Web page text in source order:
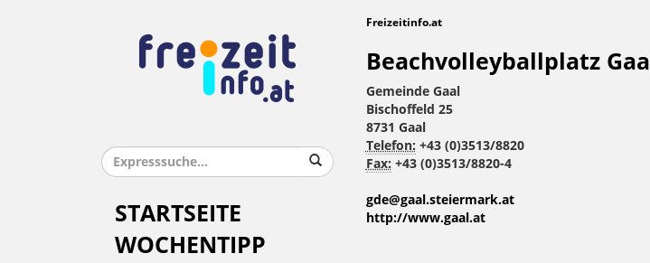
STARTSEITE
WOCHENTIPP
Freizeitinfo.at
Beachvolleyballplatz Gaal
Gemeinde Gaal
Bischoffeld 25
8731 Gaal
Telefon: +43 (0)3513/8820
Fax: +43 (0)3513/8820-4
gde@gaal.steiermark.at
http://www.gaal.at